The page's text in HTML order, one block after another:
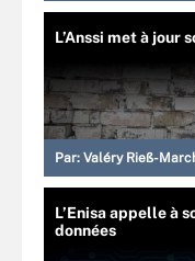
L’Anssi met à jour
Par: Valéry Rieß-
L’Enisa appelle à
données